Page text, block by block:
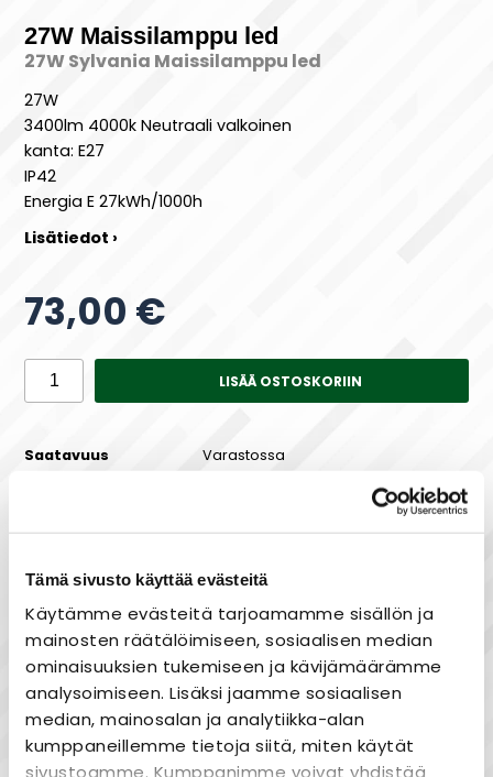
Tämä sivusto käyttää evästeitä
Käytämme evästeitä tarjoamamme sisällön ja
mainosten räätälöimiseen, sosiaalisen median
ominaisuuksien tukemiseen ja kävijämäärämme
analysoimiseen. Lisäksi jaamme sosiaalisen
median, mainosalan ja analytiikka-alan
kumppaneillemme tietoja siitä, miten käytät
sivustoamme. Kumppanimme voivat yhdistää
27W Maissilamppu led
27W Sylvania Maissilamppu led
27W
3400lm 4000k Neutraali valkoinen
kanta: E27
IP42
Energia E 27kWh/1000h
Lisätiedot ›
73,00 €
LISÄÄ OSTOSKORIIN
Saatavuus Varastossa
Maksa joustavasti osissa!
Nopea toimitus
Heti varastosta
Joustavat maksutavat